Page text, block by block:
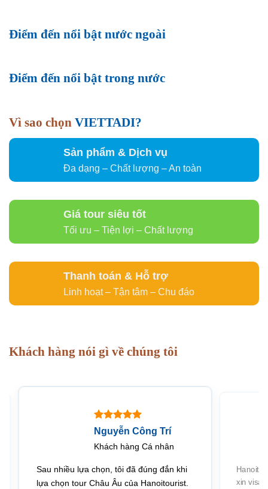
Điểm đến nổi bật nước ngoài
Điểm đến nổi bật trong nước
Vì sao chọn VIETTADI?
Sản phẩm & Dịch vụ
Đa dạng – Chất lượng – An toàn
Giá tour siêu tốt
Tối ưu – Tiện lợi – Chất lượng
Thanh toán & Hỗ trợ
Linh hoạt – Tận tâm – Chu đáo
Khách hàng nói gì về chúng tôi
Nguyễn Công Trí
Khách hàng Cá nhân
Sau nhiều lựa chọn, tôi đã đúng đắn khi
lựa chọn tour Châu Âu của Hanoitourist.
xin visa